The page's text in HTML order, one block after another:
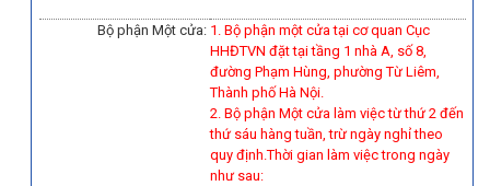
Bộ phận Một cửa: 1. Bộ phận một cửa tại cơ quan Cục
HHĐTVN đặt tại tầng 1 nhà A, số 8,
đường Phạm Hùng, phường Từ Liêm,
Thành phố Hà Nội.
2. Bộ phận Một cửa làm việc từ thứ 2 đến
thứ sáu hàng tuần, trừ ngày nghỉ theo
quy định.Thời gian làm việc trong ngày
như sau: